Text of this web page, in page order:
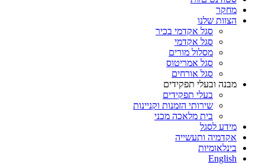
מחקר
הצוות שלנו
סגל אקדמי בכיר
סגל אקדמי
מסלול מורים
סגל אמריטוס
סגל אורחים
מבנה ובעלי תפקידים
בעלי תפקידים
שירותי הזמנות וקניינות
בית מלאכה מכני
מידע לסגל
אקדמיה ותעשייה
בינלאומיות
English